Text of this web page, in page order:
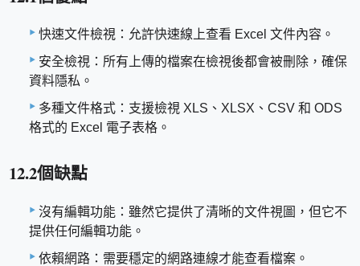
快速文件檢視：允許快速線上查看 Excel 文件內容。
安全檢視：所有上傳的檔案在檢視後都會被刪除，確保
資料隱私。
多種文件格式：支援檢視 XLS、XLSX、CSV 和 ODS
格式的 Excel 電子表格。
12.2個缺點
沒有編輯功能：雖然它提供了清晰的文件視圖，但它不
提供任何編輯功能。
依賴網路：需要穩定的網路連線才能查看檔案。